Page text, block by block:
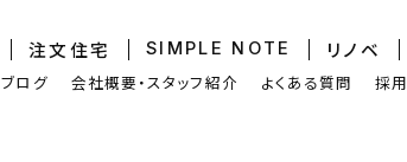
注文住宅 SIMPLE NOTE リノベ
ブログ 会社概要・スタッフ紹介 よくある質問 採用